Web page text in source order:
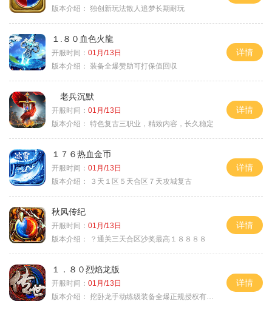
版本介绍： 独创新玩法散人追梦长期耐玩
１.８０血色火龍
开服时间： 01月/13日
版本介绍： 装备全爆赞助可打保值回収
详情
老兵沉默
开服时间： 01月/13日
版本介绍： 特色复古三职业，精致内容，长久稳定
详情
１７６热血金币
开服时间： 01月/13日
版本介绍：
３天１区５天合区７天攻城复古
详情
秋风传纪
开服时间： 01月/13日
版本介绍：
？通关三天合区沙奖最高１８８８８
详情
１．８０烈焰龙版
开服时间： 01月/13日
版本介绍： 挖卧龙手动练级装备全爆正规授权有保障
详情